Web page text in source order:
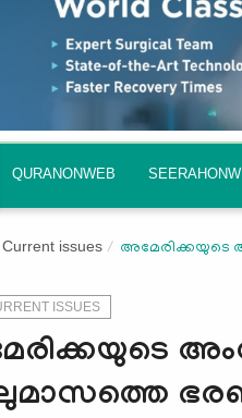
QURANONWEB
Current issues അമേരിക്കയുടെ
ISSUES